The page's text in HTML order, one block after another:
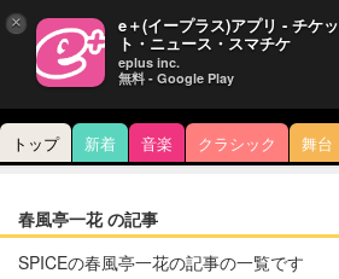
トップ 新着 音楽 クラシック 舞台
春風亭一花 の記事
SPICEの春風亭一花の記事の一覧です
× e＋(イープラス)アプリ - チケッ
ト・ニュース・スマチケ
eplus inc.
無料 - Google Play